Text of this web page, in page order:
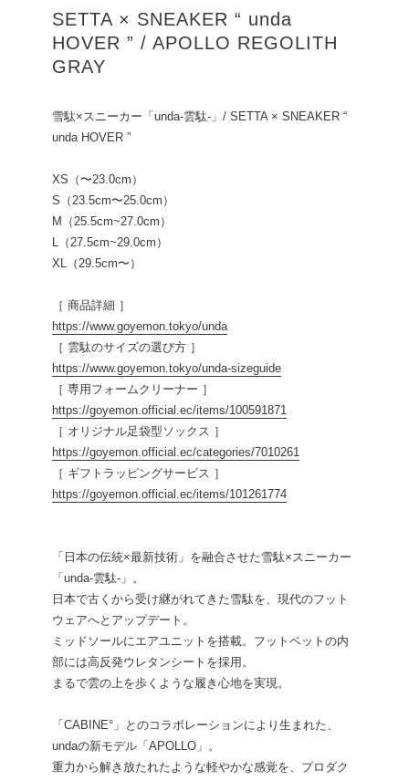
SETTA × SNEAKER “ unda
HOVER ” / APOLLO REGOLITH
GRAY
雪駄×スニーカー「unda-雲駄-」/ SETTA × SNEAKER “
unda HOVER ”
XS（〜23.0cm）
S（23.5cm〜25.0cm）
M（25.5cm~27.0cm）
L（27.5cm~29.0cm）
XL（29.5cm〜）
［ 商品詳細 ］
https://www.goyemon.tokyo/unda
［ 雲駄のサイズの選び方 ］
https://www.goyemon.tokyo/unda-sizeguide
［ 専用フォームクリーナー ］
https://goyemon.official.ec/items/100591871
［ オリジナル足袋型ソックス ］
https://goyemon.official.ec/categories/7010261
［ ギフトラッピングサービス ］
https://goyemon.official.ec/items/101261774
「日本の伝統×最新技術」を融合させた雪駄×スニーカー
「unda-雲駄-」。
日本で古くから受け継がれてきた雪駄を、現代のフット
ウェアへとアップデート。
ミッドソールにエアユニットを搭載。フットベットの内
部には高反発ウレタンシートを採用。
まるで雲の上を歩くような履き心地を実現。
「CABINE°」とのコラボレーションにより生まれた、
undaの新モデル「APOLLO」。
重力から解き放たれたような軽やかな感覚を、プロダク